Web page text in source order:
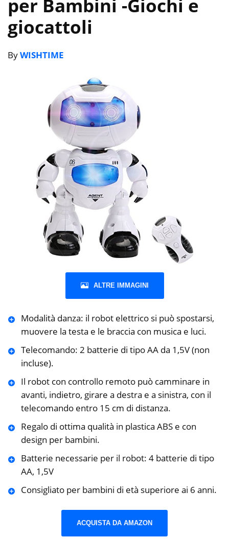
per Bambini -Giochi e
giocattoli
ByWISHTIME
ALTRE IMMAGINI
Modalità danza: il robot elettrico si può spostarsi,
muovere la testa e le braccia con musica e luci.
Telecomando: 2 batterie di tipo AA da 1,5V (non
incluse).
Il robot con controllo remoto può camminare in
avanti, indietro, girare a destra e a sinistra, con il
telecomando entro 15 cm di distanza.
Regalo di ottima qualità in plastica ABS e con
design per bambini.
Batterie necessarie per il robot: 4 batterie di tipo
AA, 1,5V
Consigliato per bambini di età superiore ai 6 anni.
ACQUISTA DA AMAZON